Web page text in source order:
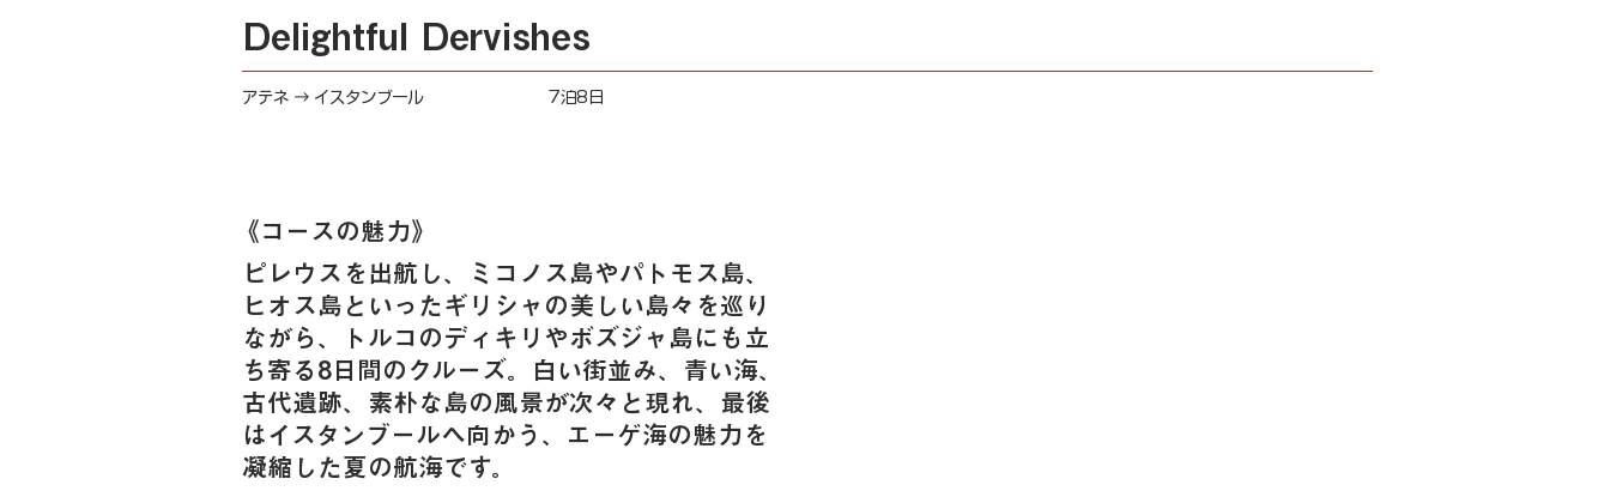
《​コースの魅力》
ピレウスを出航し、ミコノス島やパトモス島、
ヒオス島といったギリシャの美しい島々を巡り
ながら、トルコのディキリやボズジャ島にも立
ち寄る8日間のクルーズ。白い街並み、青い海、
古代遺跡、素朴な島の風景が次々と現れ、最後
はイスタンブールへ向かう、エーゲ海の魅力を
凝縮した夏の航海です。
Delightful Dervishes
アテネ → イスタンブール 7泊8日